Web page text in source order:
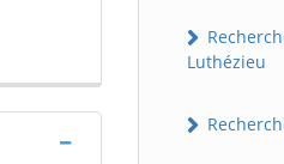
Luthézieu